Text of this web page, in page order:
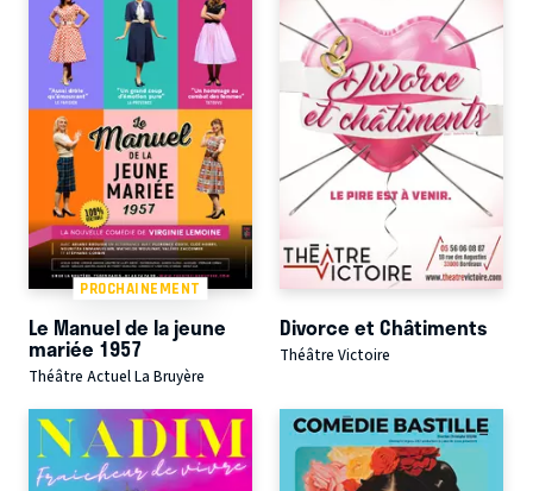
PROCHAINEMENT
Le Manuel de la jeune
mariée 1957
Théâtre Actuel La Bruyère
Divorce et Châtiments
Théâtre Victoire